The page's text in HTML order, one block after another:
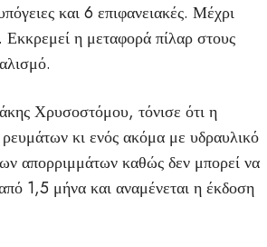
και 6 επιφανειακές. Μέχρι
η μεταφορά πίλαρ στους
Χρυσοστόμου, τόνισε ότι η
κι ενός ακόμα με υδραυλικό
απορριμμάτων καθώς δεν μπορεί να
1,5 μήνα και αναμένεται η έκδοση